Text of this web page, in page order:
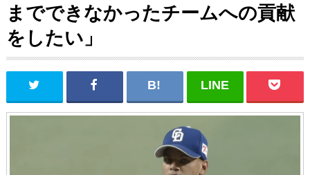
までできなかったチームへの貢献
をしたい」